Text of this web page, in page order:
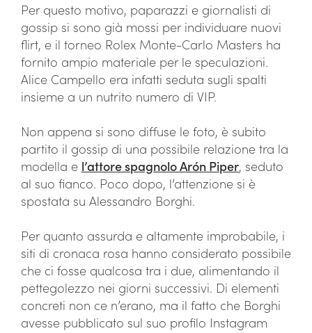
Per questo motivo, paparazzi e giornalisti di
gossip si sono già mossi per individuare nuovi
flirt, e il torneo Rolex Monte-Carlo Masters ha
fornito ampio materiale per le speculazioni.
Alice Campello era infatti seduta sugli spalti
insieme a un nutrito numero di VIP.
Non appena si sono diffuse le foto, è subito
partito il gossip di una possibile relazione tra la
modella e l’attore spagnolo Arón Piper, seduto
al suo fianco. Poco dopo, l’attenzione si è
spostata su Alessandro Borghi.
Per quanto assurda e altamente improbabile, i
siti di cronaca rosa hanno considerato possibile
che ci fosse qualcosa tra i due, alimentando il
pettegolezzo nei giorni successivi. Di elementi
concreti non ce n’erano, ma il fatto che Borghi
avesse pubblicato sul suo profilo Instagram